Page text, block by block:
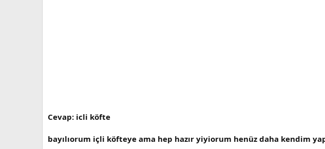
Cevap: icli köfte
bayılıorum içli köfteye ama hep hazır yiyiorum henüz daha kendim